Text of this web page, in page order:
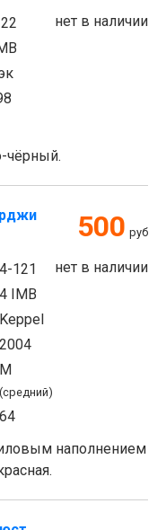
нет в наличии
чёрный.
500 руб
нет в наличии
4-121
4 IMB
Keppel
2004
M
(средний)
64
наполнением